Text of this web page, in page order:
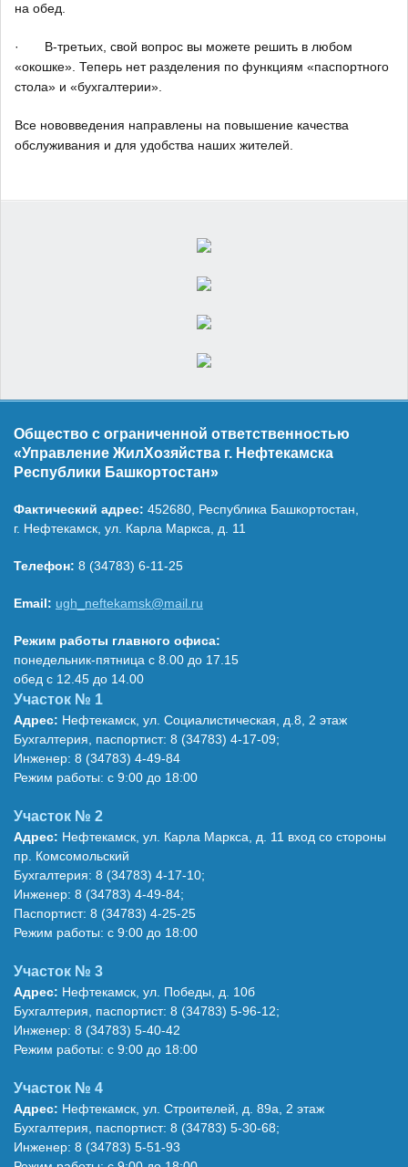
на обед.
· В-третьих, свой вопрос вы можете решить в любом
«окошке». Теперь нет разделения по функциям «паспортного
стола» и «бухгалтерии».
Все нововведения направлены на повышение качества
обслуживания и для удобства наших жителей.
Общество с ограниченной ответственностью
«Управление ЖилХозяйства г. Нефтекамска
Республики Башкортостан»
Фактический адрес: 452680, Республика Башкортостан,
г. Нефтекамск, ул. Карла Маркса, д. 11
Телефон: 8 (34783) 6-11-25
Email: ugh_neftekamsk@mail.ru
Режим работы главного офиса:
понедельник-пятница с 8.00 до 17.15
обед с 12.45 до 14.00
Участок № 1
Адрес: Нефтекамск, ул. Социалистическая, д.8, 2 этаж
Бухгалтерия, паспортист: 8 (34783) 4-17-09;
Инженер: 8 (34783) 4-49-84
Режим работы: с 9:00 до 18:00
Участок № 2
Адрес: Нефтекамск, ул. Карла Маркса, д. 11 вход со стороны
пр. Комсомольский
Бухгалтерия: 8 (34783) 4-17-10;
Инженер: 8 (34783) 4-49-84;
Паспортист: 8 (34783) 4-25-25
Режим работы: с 9:00 до 18:00
Участок № 3
Адрес: Нефтекамск, ул. Победы, д. 10б
Бухгалтерия, паспортист: 8 (34783) 5-96-12;
Инженер: 8 (34783) 5-40-42
Режим работы: с 9:00 до 18:00
Участок № 4
Адрес: Нефтекамск, ул. Строителей, д. 89а, 2 этаж
Бухгалтерия, паспортист: 8 (34783) 5-30-68;
Инженер: 8 (34783) 5-51-93